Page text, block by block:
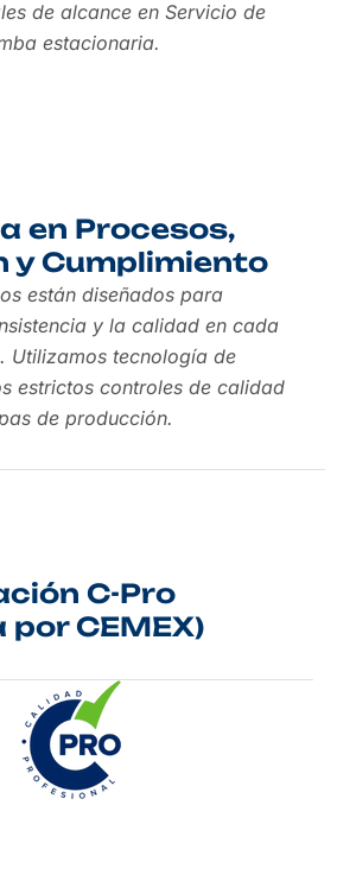
de alcance en Servicio de
estacionaria.
en Procesos,
y Cumplimiento
están diseñados para
y la calidad en cada
Utilizamos tecnología de
estrictos controles de calidad
de producción.
C-Pro
CEMEX)